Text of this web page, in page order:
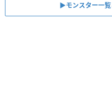
▶︎モンスター一